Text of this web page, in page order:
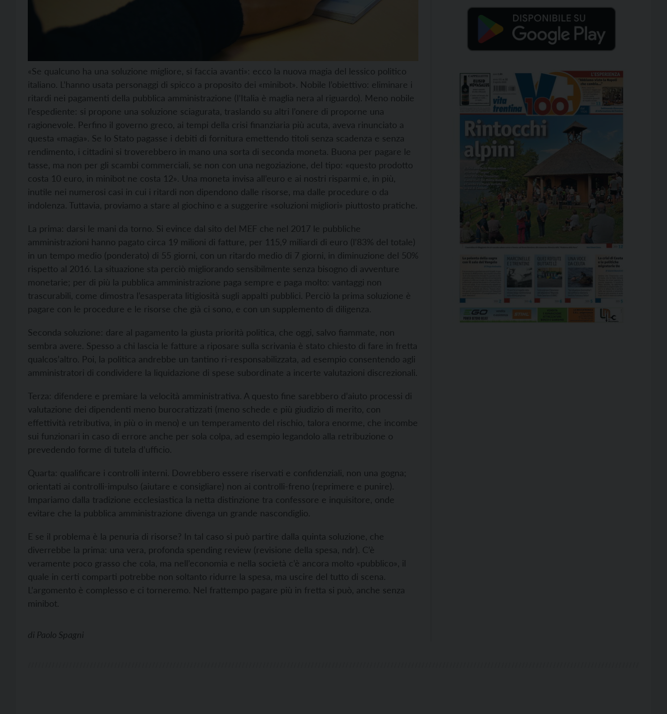
«Se qualcuno ha una soluzione migliore, si faccia avanti»: ecco la nuova magia del lessico politico
italiano. L’hanno usata personaggi di spicco a proposito dei «minibot». Nobile l’obiettivo: eliminare i
ritardi nei pagamenti della pubblica amministrazione (l’Italia è maglia nera al riguardo). Meno nobile
l’espediente: si propone una soluzione sciagurata, traslando su altri l’onere di proporne una
ragionevole. Perfino il governo greco, ai tempi della crisi finanziaria più acuta, aveva rinunciato a
questa «magia». Se lo Stato pagasse i debiti di fornitura emettendo titoli senza scadenza e senza
rendimento, i cittadini si troverebbero in mano una sorta di seconda moneta. Buona per pagare le
tasse, ma non per gli scambi commerciali, se non con una negoziazione, del tipo: «questo prodotto
costa 10 euro, in minibot ne costa 12». Una moneta invisa all’euro e ai nostri risparmi e, in più,
inutile nei numerosi casi in cui i ritardi non dipendono dalle risorse, ma dalle procedure o da
indolenza. Tuttavia, proviamo a stare al giochino e a suggerire «soluzioni migliori» piuttosto pratiche.
La prima: darsi le mani da torno. Si evince dal sito del MEF che nel 2017 le pubbliche
amministrazioni hanno pagato circa 19 milioni di fatture, per 115,9 miliardi di euro (l’83% del totale)
in un tempo medio (ponderato) di 55 giorni, con un ritardo medio di 7 giorni, in diminuzione del 50%
rispetto al 2016. La situazione sta perciò migliorando sensibilmente senza bisogno di avventure
monetarie; per di più la pubblica amministrazione paga sempre e paga molto: vantaggi non
trascurabili, come dimostra l’esasperata litigiosità sugli appalti pubblici. Perciò la prima soluzione è
pagare con le procedure e le risorse che già ci sono, e con un supplemento di diligenza.
Seconda soluzione: dare al pagamento la giusta priorità politica, che oggi, salvo fiammate, non
sembra avere. Spesso a chi lascia le fatture a riposare sulla scrivania è stato chiesto di fare in fretta
qualcos’altro. Poi, la politica andrebbe un tantino ri-responsabilizzata, ad esempio consentendo agli
amministratori di condividere la liquidazione di spese subordinate a incerte valutazioni discrezionali.
Terza: difendere e premiare la velocità amministrativa. A questo fine sarebbero d’aiuto processi di
valutazione dei dipendenti meno burocratizzati (meno schede e più giudizio di merito, con
effettività retributiva, in più o in meno) e un temperamento del rischio, talora enorme, che incombe
sui funzionari in caso di errore anche per sola colpa, ad esempio legandolo alla retribuzione o
prevedendo forme di tutela d’ufficio.
Quarta: qualificare i controlli interni. Dovrebbero essere riservati e confidenziali, non una gogna;
orientati ai controlli-impulso (aiutare e consigliare) non ai controlli-freno (reprimere e punire).
Impariamo dalla tradizione ecclesiastica la netta distinzione tra confessore e inquisitore, onde
evitare che la pubblica amministrazione divenga un grande nascondiglio.
E se il problema è la penuria di risorse? In tal caso si può partire dalla quinta soluzione, che
diverrebbe la prima: una vera, profonda spending review (revisione della spesa, ndr). C’è
veramente poco grasso che cola, ma nell’economia e nella società c’è ancora molto «pubblico», il
quale in certi comparti potrebbe non soltanto ridurre la spesa, ma uscire del tutto di scena.
L’argomento è complesso e ci torneremo. Nel frattempo pagare più in fretta si può, anche senza
minibot.
di Paolo Spagni